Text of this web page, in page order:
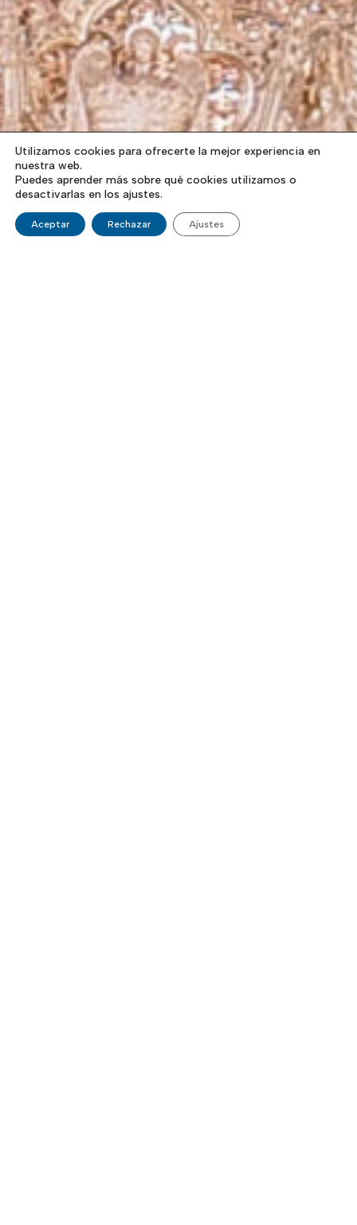
Utilizamos cookies para ofrecerte la mejor experiencia en
nuestra web.
Puedes aprender más sobre qué cookies utilizamos o
desactivarlas en los ajustes.
Aceptar Rechazar Ajustes